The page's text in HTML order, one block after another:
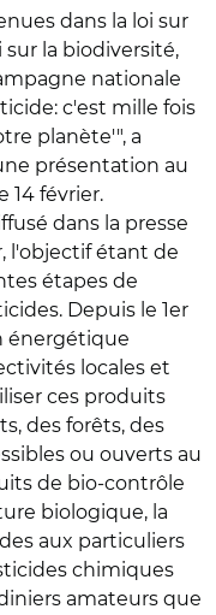
dans la loi sur
la biodiversité,
nationale
c'est mille fois
planète'", a
présentation au
14 février.
dans la presse
l'objectif étant de
étapes de
Depuis le 1er
énergétique
locales et
ces produits
des forêts, des
ou ouverts au
de bio-contrôle
biologique, la
aux particuliers
chimiques
amateurs que